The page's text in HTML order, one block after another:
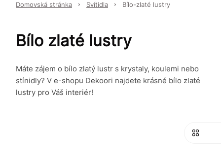
Domovská stránka Svítidla Bílo-zlaté lustry
Bílo zlaté lustry
Máte zájem o bílo zlatý lustr s krystaly, koulemi nebo
stínidly? V e-shopu Dekoori najdete krásné bílo zlaté
lustry pro Váš interiér!